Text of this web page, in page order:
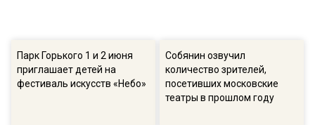
Парк Горького 1 и 2 июня
приглашает детей на
фестиваль искусств «Небо»
Собянин озвучил
количество зрителей,
посетивших московские
театры в прошлом году